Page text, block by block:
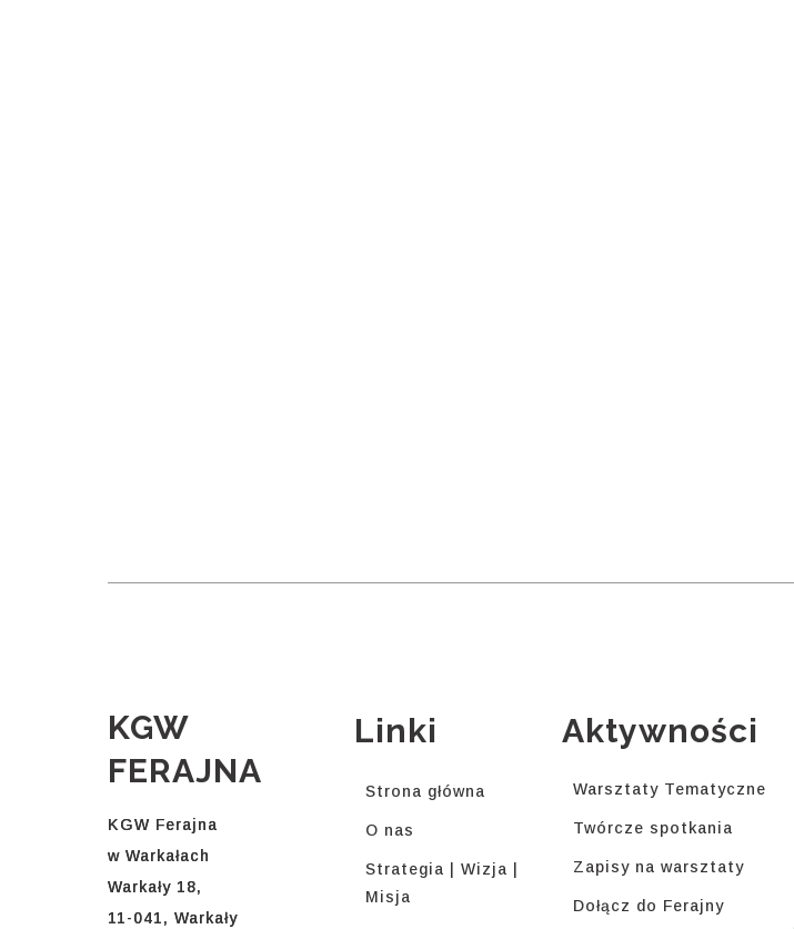
KGW
FERAJNA
KGW Ferajna
w Warkałach
Warkały 18,
11-041, Warkały
Linki
Strona główna
O nas
Strategia | Wizja |
Misja
Aktywności
Warsztaty Tematyczne
Twórcze spotkania
Zapisy na warsztaty
Dołącz do Ferajny